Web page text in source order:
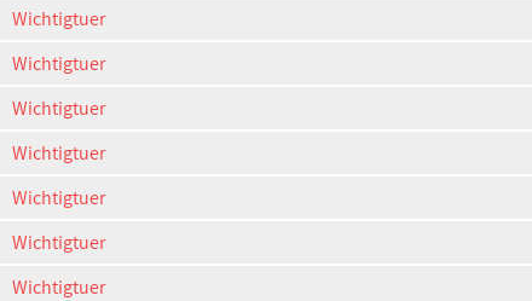
Wichtigtuer
Wichtigtuer
Wichtigtuer
Wichtigtuer
Wichtigtuer
Wichtigtuer
Wichtigtuer